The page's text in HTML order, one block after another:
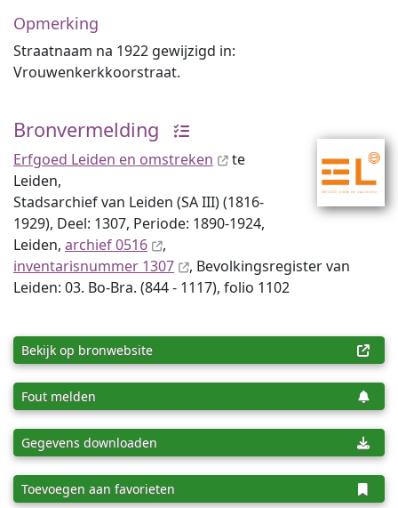
Opmerking
Straatnaam na 1922 gewijzigd in:
Vrouwenkerkkoorstraat.
Bronvermelding
Erfgoed Leiden en omstreken
te
Leiden,
Stadsarchief van Leiden (SA III) (1816-
1929), Deel: 1307, Periode: 1890-1924,
Leiden, archief 0516
,
inventaris­num­mer 1307
, Bevolkingsregister van
Leiden: 03. Bo-Bra. (844 - 1117), folio 1102
Bekijk op bronwebsite
Fout melden
Gegevens downloaden
Toevoegen aan favorieten